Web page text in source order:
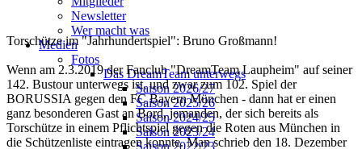
Newsletter
Wer macht was
Medien
Fotos
Das DreamTeam unterwegs
Saison 2026/27
Saison 2025/26
Saison 2024/25
Saison 2023/24
Saison 2022/23
Torschütze im "Jahrhundertspiel": Bruno Großmann!
Wenn am 2.3.2019 der Fanclub "DreamTeam Laupheim" auf seiner
142. Bustour unterwegs ist, und zwar zum 102. Spiel der
BORUSSIA gegen den FC Bayern München - dann hat er einen
ganz besonderen Gast an Bord, jemanden, der sich bereits als
Torschütze in einem Pflichtspiel gegen die Roten aus München in
die Schützenliste eintragen konnte. Man schrieb den 18. Dezember